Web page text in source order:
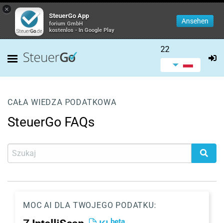
×
SteuerGo App
forium GmbH
kostenlos - In Google Play
Ansehen
22
CAŁA WIEDZA PODATKOWA
SteuerGo FAQs
MOC AI DLA TWOJEGO PODATKU: